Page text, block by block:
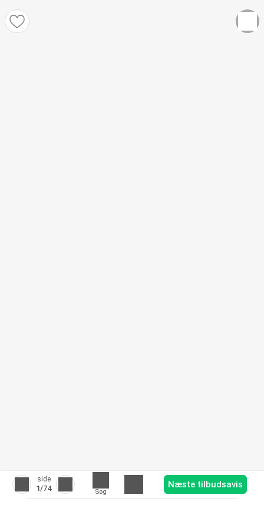
side
1/74 Søg
Næste tilbudsavis